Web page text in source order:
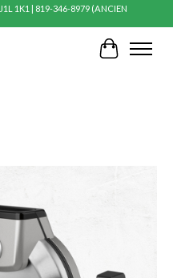
1K1 | 819-346-8979 (ANCIEN
Panier